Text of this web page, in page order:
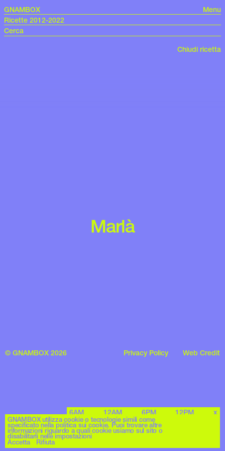
GNAMBOX
Menu
Ricette 2012-2022
Chiudi ricetta
Marlà
© GNAMBOX 2026 Privacy Policy Web Credit
6AM 12AM 6PM 12PM x
GNAMBOX utilizza cookie o tecnologie simili come
specificato nella politica sui cookie. Puoi trovare altre
informazioni riguardo a quali cookie usiamo sul sito o
disabilitarli nelle impostazioni
Accetta Rifiuta